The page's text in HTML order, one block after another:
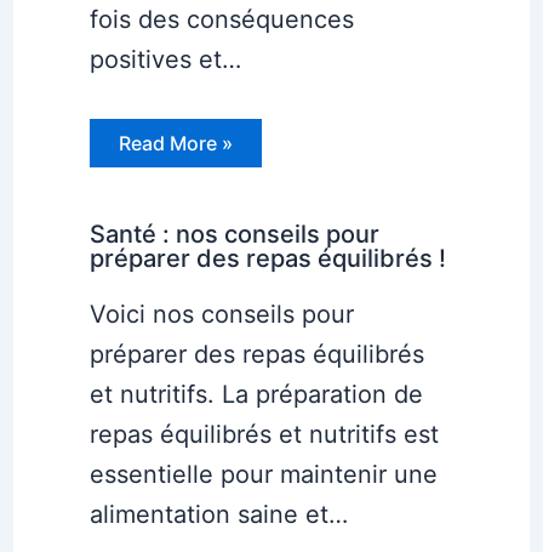
fois des conséquences
positives et…
Read More »
Santé : nos conseils pour
préparer des repas équilibrés !
Voici nos conseils pour
préparer des repas équilibrés
et nutritifs. La préparation de
repas équilibrés et nutritifs est
essentielle pour maintenir une
alimentation saine et…